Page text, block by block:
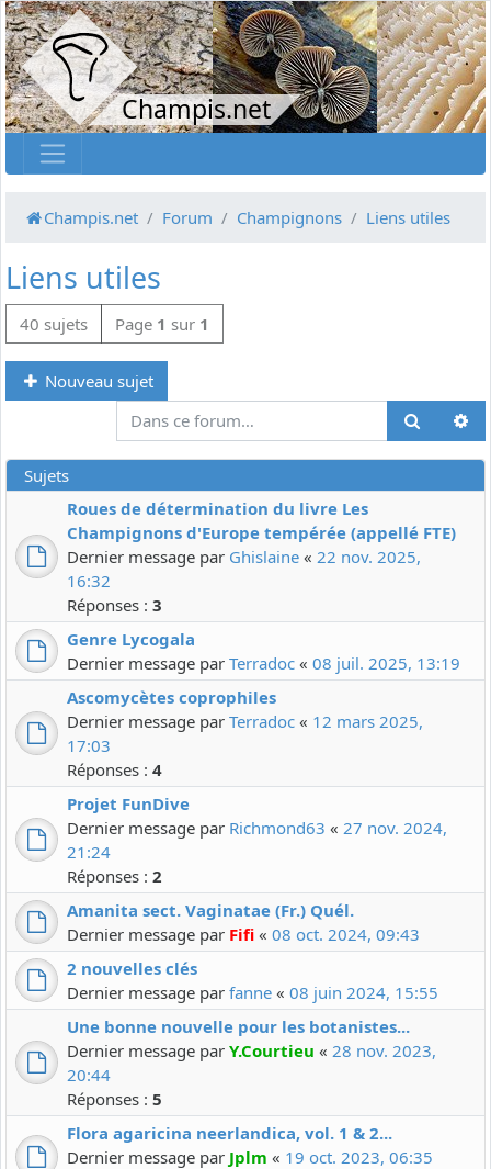
Champis.net
Champis.net Forum Champignons Liens utiles
Liens utiles
40 sujets Page 1 sur 1
Nouveau sujet
Sujets
Roues de détermination du livre Les
Champignons d'Europe tempérée (appellé FTE)
Dernier message par Ghislaine « 22 nov. 2025,
16:32
Réponses : 3
Genre Lycogala
Dernier message par Terradoc « 08 juil. 2025, 13:19
Ascomycètes coprophiles
Dernier message par Terradoc « 12 mars 2025,
17:03
Réponses : 4
Projet FunDive
Dernier message par Richmond63 « 27 nov. 2024,
21:24
Réponses : 2
Amanita sect. Vaginatae (Fr.) Quél.
Dernier message par Fifi « 08 oct. 2024, 09:43
2 nouvelles clés
Dernier message par fanne « 08 juin 2024, 15:55
Une bonne nouvelle pour les botanistes...
Dernier message par Y.Courtieu « 28 nov. 2023,
20:44
Réponses : 5
Flora agaricina neerlandica, vol. 1 & 2...
Dernier message par Jplm « 19 oct. 2023, 06:35